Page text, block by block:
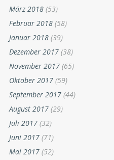
März 2018 (53)
Februar 2018 (58)
Januar 2018 (39)
Dezember 2017 (38)
November 2017 (65)
Oktober 2017 (59)
September 2017 (44)
August 2017 (29)
Juli 2017 (32)
Juni 2017 (71)
Mai 2017 (52)